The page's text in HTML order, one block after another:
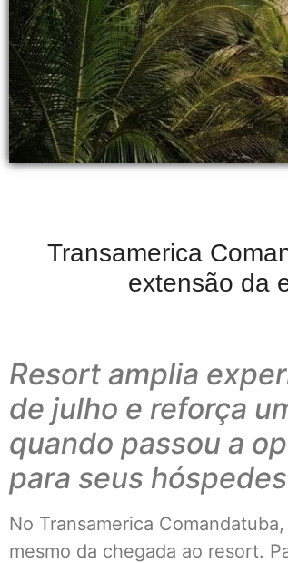
Transamerica
extensão da
Resort amplia
de julho e reforça
quando passou a
para seus hóspedes
No Transamerica
mesmo da chegada ao resort.